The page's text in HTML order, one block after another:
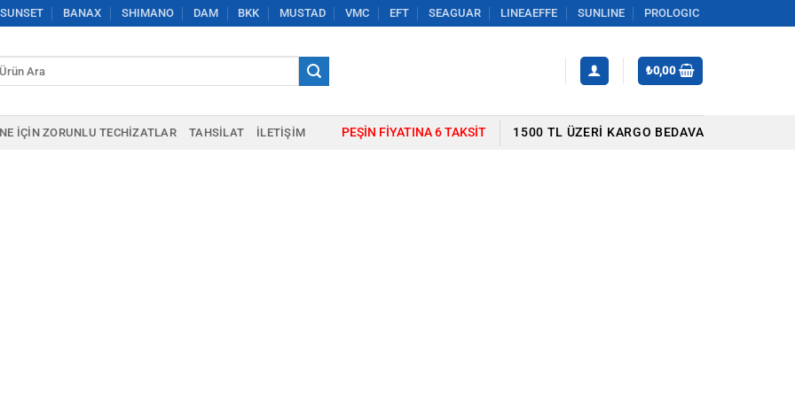
SUNSET BANAX SHIMANO DAM BKK MUSTAD VMC EFT SEAGUAR LINEAEFFE SUNLINE PROLOGIC
₺0,00
IÇIN ZORUNLU TECHIZATLAR TAHSILAT İLETIŞIM PEŞIN FIYATINA 6 TAKSIT 1500 TL ÜZERI KARGO BEDAVA